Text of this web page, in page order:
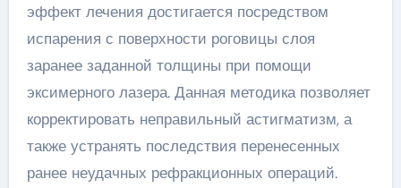
эффект лечения достигается посредством
испарения с поверхности роговицы слоя
заранее заданной толщины при помощи
эксимерного лазера. Данная методика позволяет
корректировать неправильный астигматизм, а
также устранять последствия перенесенных
ранее неудачных рефракционных операций.